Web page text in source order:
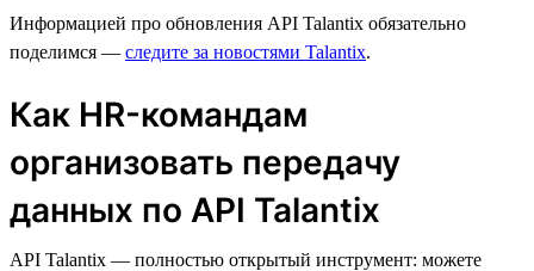
Информацией про обновления API Talantix обязательно
поделимся — следите за новостями Talantix.
Как HR-командам
организовать передачу
данных по API Talantix
API Talantix — полностью открытый инструмент: можете